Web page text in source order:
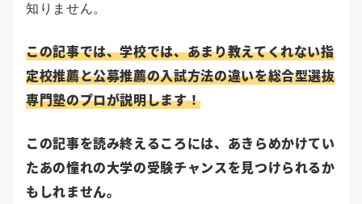
知りません。
この記事では、学校では、あまり教えてくれない指
定校推薦と公募推薦の入試方法の違いを総合型選抜
専門塾のプロが説明します！
この記事を読み終えるころには、あきらめかけてい
たあの憧れの大学の受験チャンスを見つけられるか
もしれません。